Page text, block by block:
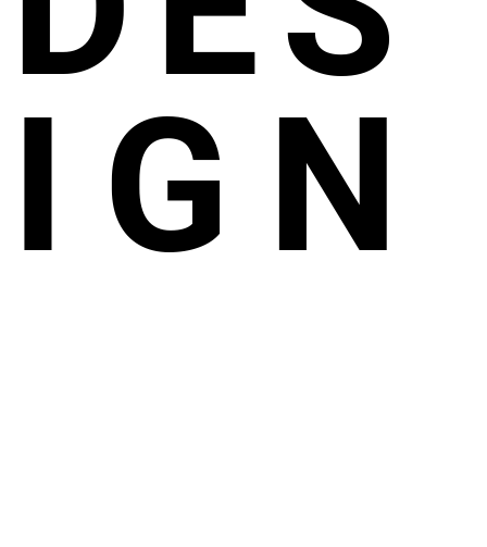
IGN